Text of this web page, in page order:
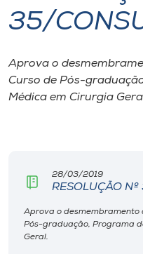
I.nova
Diplomados
Editora
35/
Aprova o
Curso de Pós-
Médica em Cirurgia
28/03/2019
RESOLUÇÃO
Aprova o desmembramento
Pós-graduação, Programa
Geral.